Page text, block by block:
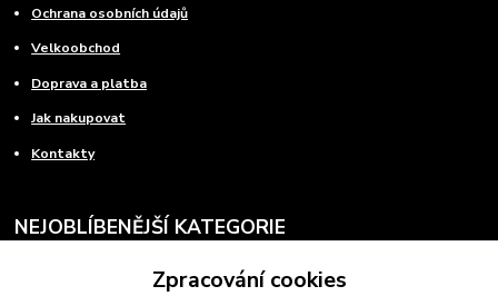
Ochrana osobních údajů
Velkoobchod
Doprava a platba
Jak nakupovat
Kontakty
NEJOBLÍBENĚJŠÍ KATEGORIE
Zpracování cookies